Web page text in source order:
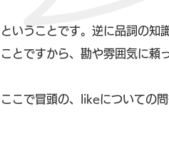
ということです。逆に品詞の知
ことですから、勘や雰囲気に頼
ここで冒頭の、likeについての